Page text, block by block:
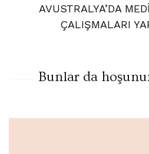
AVUSTRALYA’DA
ÇALIŞMALARI
Bunlar da